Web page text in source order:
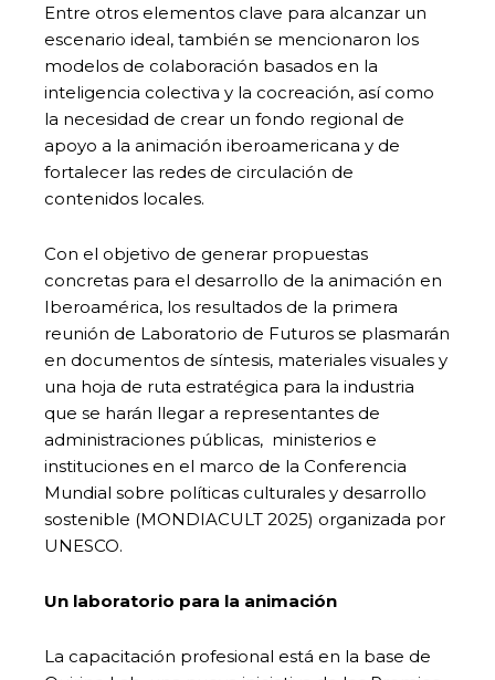
Entre otros elementos clave para alcanzar un
escenario ideal, también se mencionaron los
modelos de colaboración basados en la
inteligencia colectiva y la cocreación, así como
la necesidad de crear un fondo regional de
apoyo a la animación iberoamericana y de
fortalecer las redes de circulación de
contenidos locales.
Con el objetivo de generar propuestas
concretas para el desarrollo de la animación en
Iberoamérica, los resultados de la primera
reunión de Laboratorio de Futuros se plasmarán
en documentos de síntesis, materiales visuales y
una hoja de ruta estratégica para la industria
que se harán llegar a representantes de
administraciones públicas, ministerios e
instituciones en el marco de la Conferencia
Mundial sobre políticas culturales y desarrollo
sostenible (MONDIACULT 2025) organizada por
UNESCO.
Un laboratorio para la animación
La capacitación profesional está en la base de